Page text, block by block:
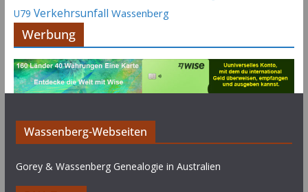
U79 Verkehrsunfall Wassenberg
Werbung
Wassenberg-Webseiten
Gorey & Wassenberg Genealogie in Australien